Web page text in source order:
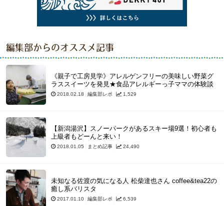
編集部からのオススメ記事
《親子で工房見学》アレルゲンフリーの美味しい野菜グ
ラススイーツを発見★食品アレルギーっ子ママの体験談
2018.02.18 編集部レポ 1,529
【新潟湯沢】スノーパークがあるスキー場9選！初心者も
上級者もどーんと来い！
2018.01.05 まとめ記事 24,490
未知なる佐渡の気になる人 松柴達也さん coffee&tea22の
癒し系バリスタ
2017.01.10 編集部レポ 6,539